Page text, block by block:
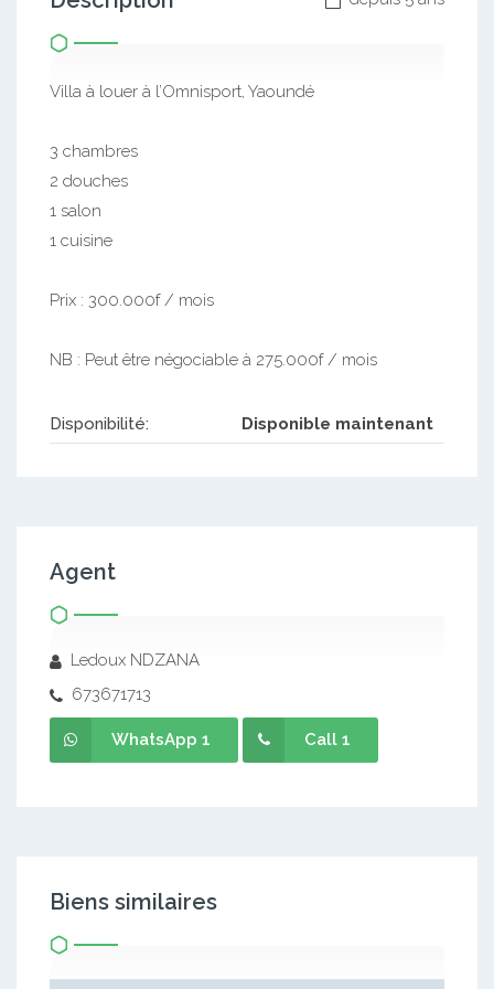
Villa à louer à l’Omnisport, Yaoundé
3 chambres
2 douches
1 salon
1 cuisine
Prix : 300.000f / mois
NB : Peut être négociable à 275.000f / mois
Disponibilité: Disponible maintenant
Agent
Ledoux NDZANA
673671713
WhatsApp 1 Call 1
Biens similaires